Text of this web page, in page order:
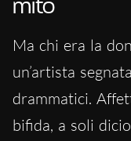
mito
Ma chi era la
un’artista
drammatici.
bifida, a soli